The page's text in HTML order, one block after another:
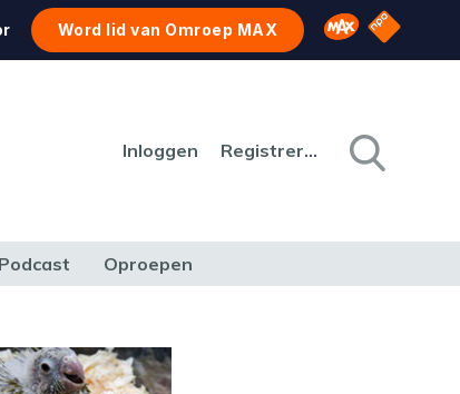
Word lid van Omroep MAX Omroep MAX
NPO
Inloggen Registreren
Podcast Oproepen